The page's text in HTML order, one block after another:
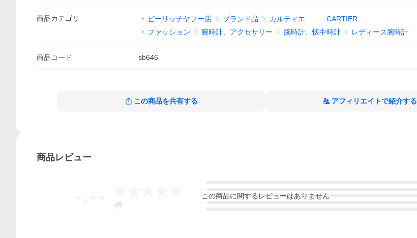
商品カテゴリ ビーリッチヤフー店 ブランド品
カルティエ CARTIER
ファッション
腕時計、アクセサリー 腕時計、懐中時計 レディース腕時計
商品コード sb646
この商品を共有する アフィリエイトで紹介する
商品レビュー
-件
この商品に関するレビューはありません